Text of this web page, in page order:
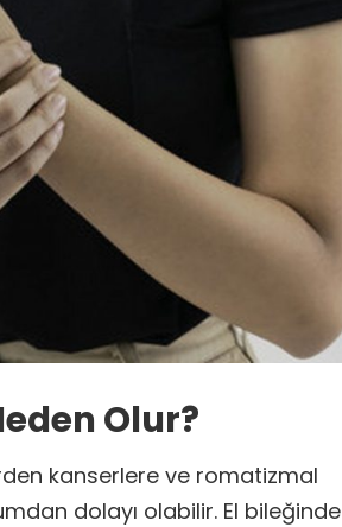
Olur?
kanserlere ve romatizmal
dolayı olabilir. El bileğinde